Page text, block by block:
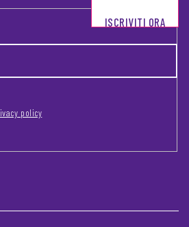
policy
ISCRIVITI ORA